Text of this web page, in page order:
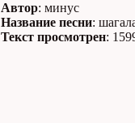
Автор: минус
Название песни:
Текст просмотрен: